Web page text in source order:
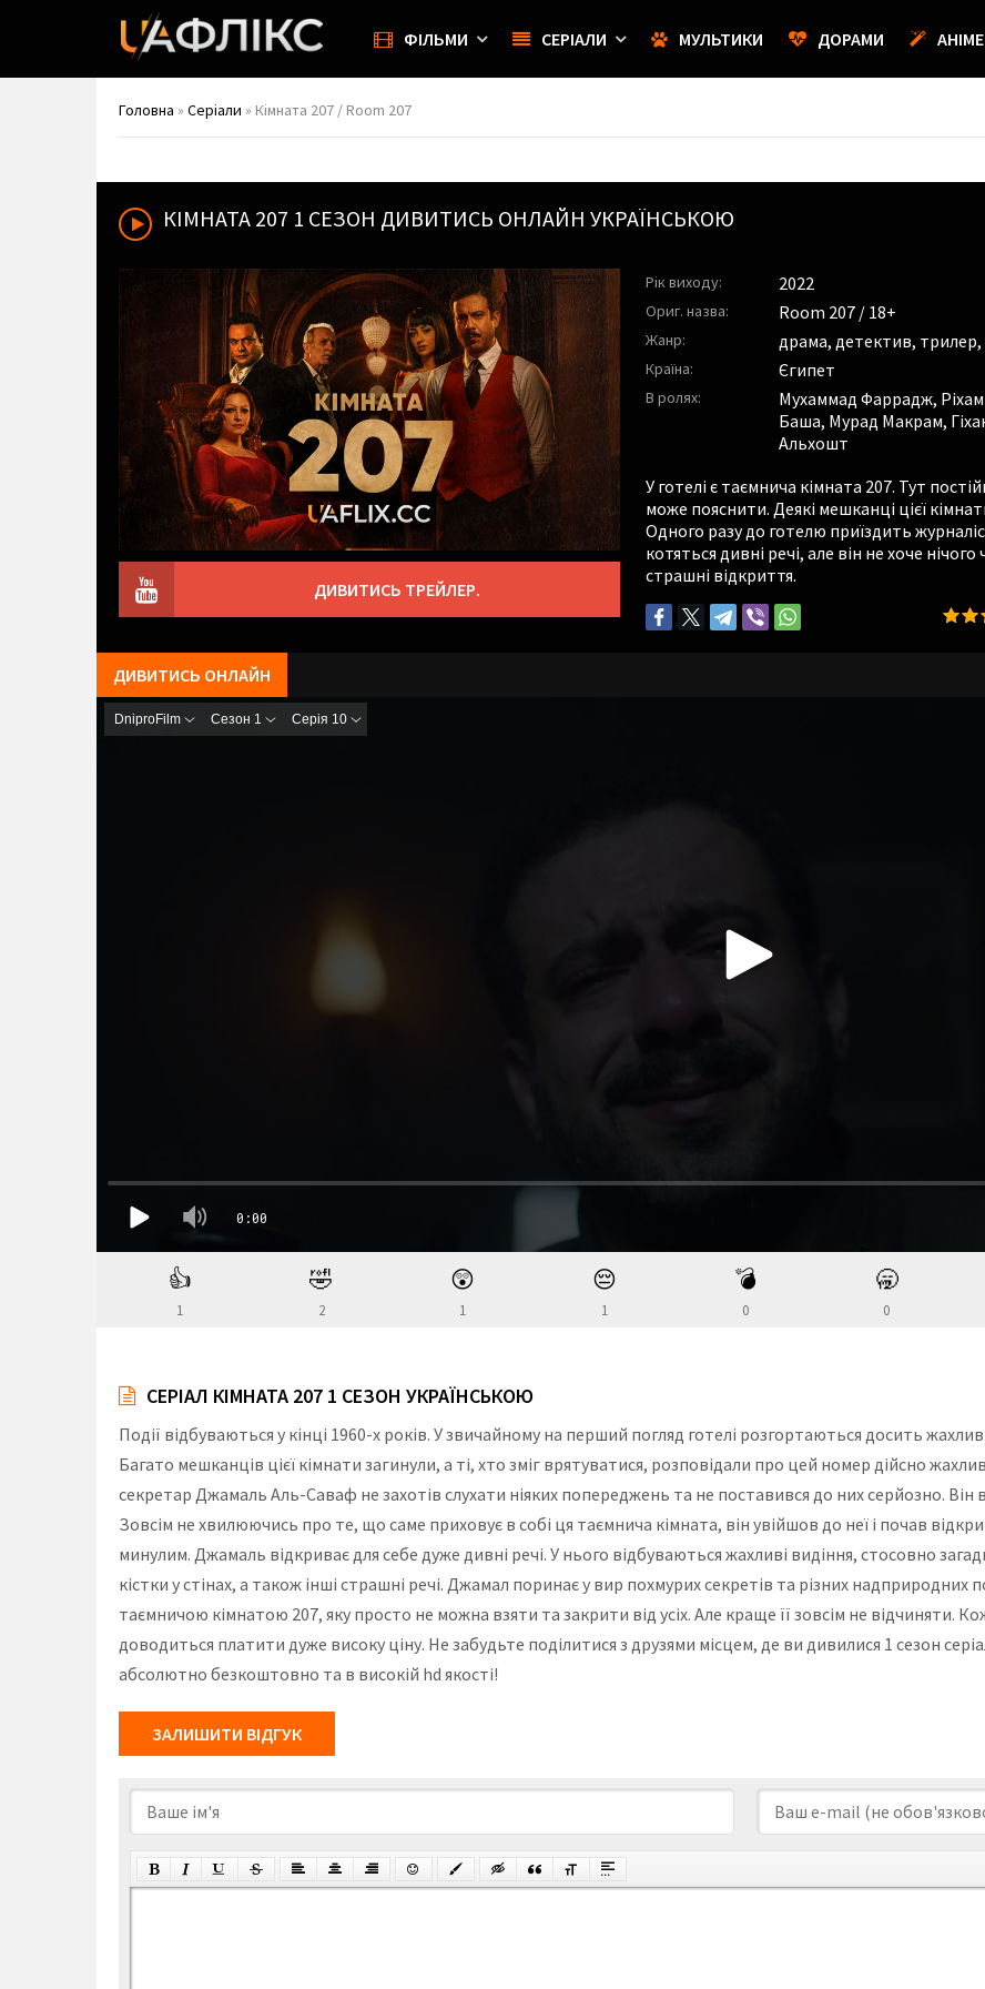
ФІЛЬМИ СЕРІАЛИ МУЛЬТИКИ ДОРАМИ АНІМЕ
Головна » Серіали » Кімната 207 / Room 207
КІМНАТА 207 1 СЕЗОН ДИВИТИСЬ ОНЛАЙН УКРАЇНСЬКОЮ
ДИВИТИСЬ ТРЕЙЛЕР.
Рік виходу: 2022
Ориг. назва: Room 207 / 18+
Жанр: драма, детектив, трилер,
Країна: Єгипет
В ролях: Мухаммад Фаррадж,
Баша, Мурад Макрам,
Альхошт
У готелі є таємнича кімната 207. Тут
може пояснити. Деякі мешканці цієї
Одного разу до готелю приїздить
котяться дивні речі, але він не хоче
страшні відкриття.
ДИВИТИСЬ ОНЛАЙН
👍
1
🤣
2
😲
1
😔
1
💣
0
🥱
0
СЕРІАЛ КІМНАТА 207 1 СЕЗОН УКРАЇНСЬКОЮ
Події відбуваються у кінці 1960-х років. У звичайному на перший погляд готелі розгортаються досить
Багато мешканців цієї кімнати загинули, а ті, хто зміг врятуватися, розповідали про цей номер дійсно
секретар Джамаль Аль-Саваф не захотів слухати ніяких попереджень та не поставився до них серйозно. Він
Зовсім не хвилюючись про те, що саме приховує в собі ця таємнича кімната, він увійшов до неї і почав
минулим. Джамаль відкриває для себе дуже дивні речі. У нього відбуваються жахливі видіння, стосовно
кістки у стінах, а також інші страшні речі. Джамал поринає у вир похмурих секретів та різних надприродних
таємничою кімнатою 207, яку просто не можна взяти та закрити від усіх. Але краще її зовсім не відчиняти.
доводиться платити дуже високу ціну. Не забудьте поділитися з друзями місцем, де ви дивилися 1 сезон
абсолютно безкоштовно та в високій hd якості!
ЗАЛИШИТИ ВІДГУК